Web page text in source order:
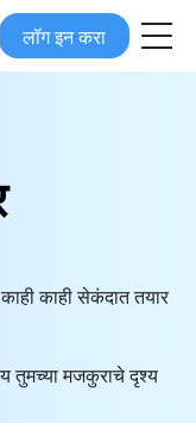
लॉग इन करा
काही सेकंदात तयार
तुमच्या मजकुराचे दृश्य